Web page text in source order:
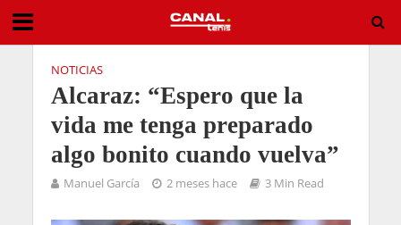
NOTICIAS
Alcaraz: “Espero que la
vida me tenga preparado
algo bonito cuando vuelva”
Manuel García 2 meses hace 3 Min Read